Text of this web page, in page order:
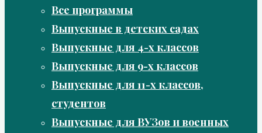
Все программы
Выпускные в детских садах
Выпускные для 4-х классов
Выпускные для 9-х классов
Выпускные для 11-х классов,
студентов
Выпускные для ВУЗов и военных